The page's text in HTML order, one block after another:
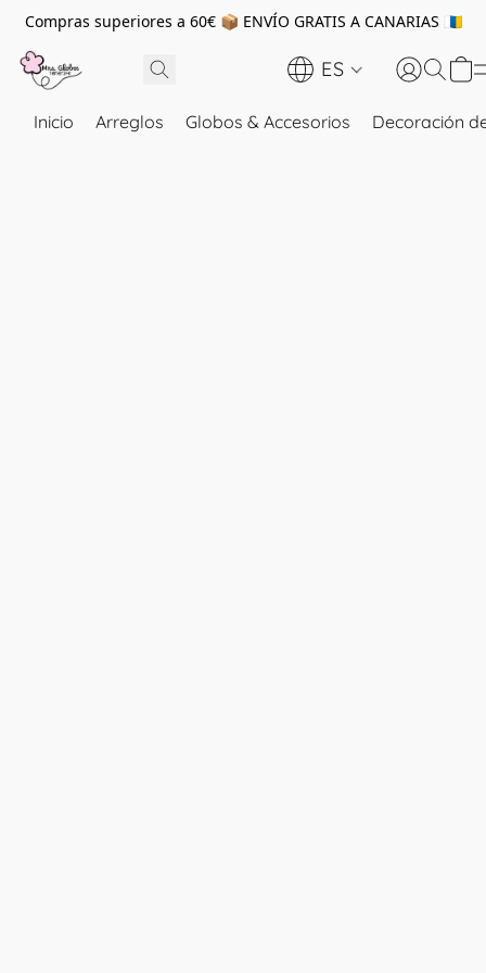
Compras superiores a 60€ 📦 ENVÍO GRATIS A CANARIAS 🇮🇨
ES
Inicio Arreglos Globos & Accesorios Decoración